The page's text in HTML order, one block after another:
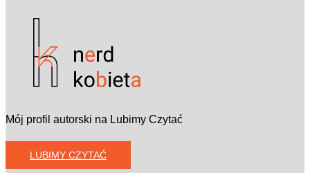
Mój profil autorski na Lubimy Czytać
LUBIMY CZYTAĆ